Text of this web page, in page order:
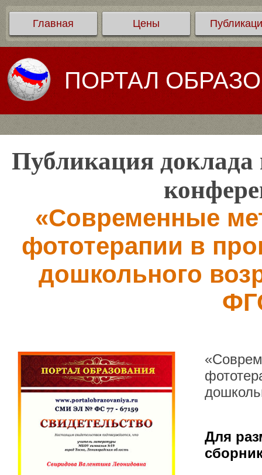
Главная Цены
ПОРТАЛ
Публикация доклада
«Современные
фототерапии в
дошкольного
Для